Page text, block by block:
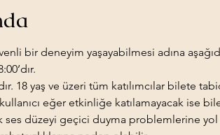
bir deneyim yaşayabilmesi adına
18 yaş ve üzeri tüm katılımcılar bilete
eğer etkinliğe katılamayacak ise
ses düzeyi geçici duyma problemlerine yol